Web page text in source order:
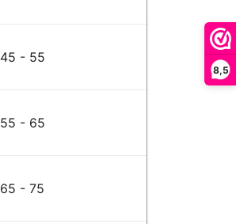
8,5
45 - 55
55 - 65
65 - 75